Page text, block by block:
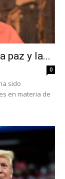
paz y la...
0
sido
en materia de